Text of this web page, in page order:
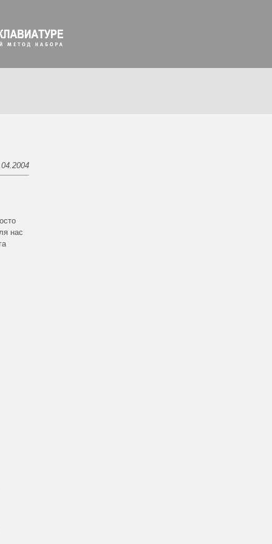
нас